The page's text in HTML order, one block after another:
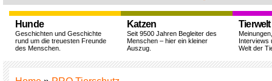
Hunde
Geschichten und Geschichte
rund um die treuesten Freunde
des Menschen.
Katzen
Seit 9500 Jahren Begleiter des
Menschen – hier ein kleiner
Auszug.
Tierwelt
Interviews
Welt der